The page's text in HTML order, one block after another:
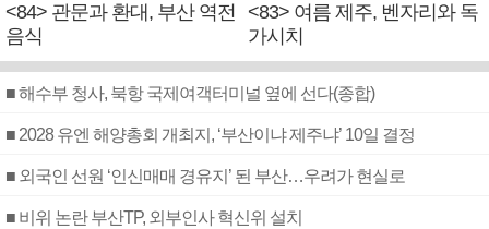
<84> 관문과 환대, 부산 역전
음식
<83> 여름 제주, 벤자리와 독
가시치
■ 해수부 청사, 북항 국제여객터미널 옆에 선다(종합)
■ 2028 유엔 해양총회 개최지, ‘부산이냐 제주냐’ 10일 결정
■ 외국인 선원 ‘인신매매 경유지’ 된 부산…우려가 현실로
■ 비위 논란 부산TP, 외부인사 혁신위 설치